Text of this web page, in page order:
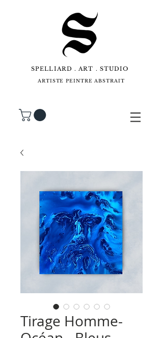
SPELLIARD . ART . STUDIO
ARTISTE PEINTRE ABSTRAIT
Tirage Homme-